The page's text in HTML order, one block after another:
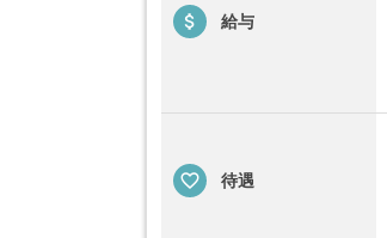
給与
待遇